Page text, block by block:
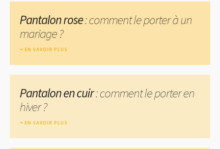
Pantalon rose: comment le porter à un
mariage ?
EN SAVOIR PLUS
Pantalon en cuir: comment le porter en
hiver ?
EN SAVOIR PLUS